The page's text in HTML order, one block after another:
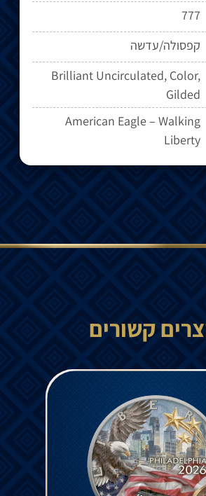
777
קפסולה/עדשה
Brilliant Uncirculated, Color,
Gilded
American Eagle – Walking
Liberty
קשורים